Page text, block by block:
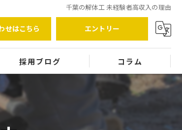
千葉の解体工 未経験者高収入の理由
せはこちら エントリー
採用ブログ コラム